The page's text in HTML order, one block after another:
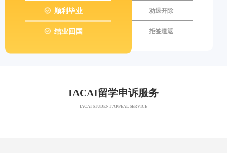
劝退开除
拒签遣返
顺利毕业
结业回国
IACAI留学申诉服务
IACAI STUDENT APPEAL SERVICE